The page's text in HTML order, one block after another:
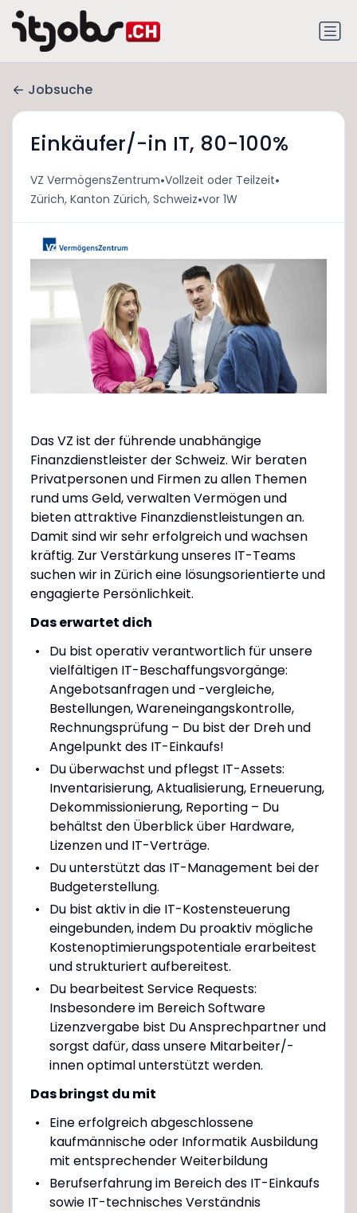
Jobsuche
Einkäufer/-in IT, 80-100%
VZ VermögensZentrum•Vollzeit oder Teilzeit•
Zürich, Kanton Zürich, Schweiz•vor 1W
Das VZ ist der führende unabhängige
Finanzdienstleister der Schweiz. Wir beraten
Privatpersonen und Firmen zu allen Themen
rund ums Geld, verwalten Vermögen und
bieten attraktive Finanzdienstleistungen an.
Damit sind wir sehr erfolgreich und wachsen
kräftig. Zur Verstärkung unseres IT-Teams
suchen wir in Zürich eine lösungsorientierte und
engagierte Persönlichkeit.
Das erwartet dich
Du bist operativ verantwortlich für unsere
vielfältigen IT-Beschaffungsvorgänge:
Angebotsanfragen und -vergleiche,
Bestellungen, Wareneingangskontrolle,
Rechnungsprüfung – Du bist der Dreh und
Angelpunkt des IT-Einkaufs!
Du überwachst und pflegst IT-Assets:
Inventarisierung, Aktualisierung, Erneuerung,
Dekommissionierung, Reporting – Du
behältst den Überblick über Hardware,
Lizenzen und IT-Verträge.
Du unterstützt das IT-Management bei der
Budgeterstellung.
Du bist aktiv in die IT-Kostensteuerung
eingebunden, indem Du proaktiv mögliche
Kostenoptimierungspotentiale erarbeitest
und strukturiert aufbereitest.
Du bearbeitest Service Requests:
Insbesondere im Bereich Software
Lizenzvergabe bist Du Ansprechpartner und
sorgst dafür, dass unsere Mitarbeiter/-
innen optimal unterstützt werden.
Das bringst du mit
Eine erfolgreich abgeschlossene
kaufmännische oder Informatik Ausbildung
mit entsprechender Weiterbildung
Berufserfahrung im Bereich des IT-Einkaufs
sowie IT-technisches Verständnis